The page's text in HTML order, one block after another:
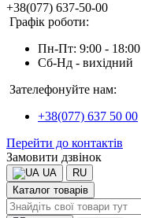
+38(077) 637-50-00
Графік роботи:
Пн-Пт: 9:00 - 18:00
Сб-Нд - вихідний
Зателефонуйте нам:
+38(077) 637 50 00
Перейти до контактів
Замовити дзвінок
UA
RU
Каталог товарів